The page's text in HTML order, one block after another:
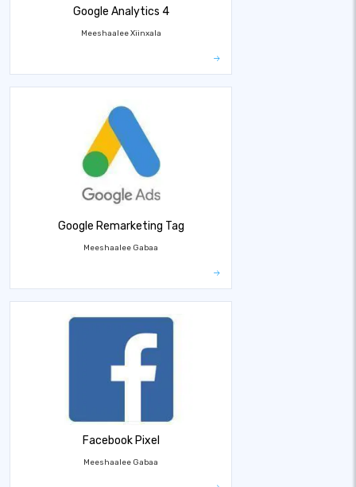
Google Analytics 4
Meeshaalee Xiinxala
Google Remarketing Tag
Meeshaalee Gabaa
Facebook Pixel
Meeshaalee Gabaa